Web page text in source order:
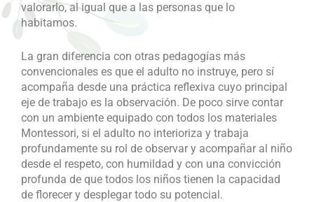
valorarlo, al igual que a las personas que lo
habitamos.
La gran diferencia con otras pedagogías más
convencionales es que el adulto no instruye, pero sí
acompaña desde una práctica reflexiva cuyo principal
eje de trabajo es la observación. De poco sirve contar
con un ambiente equipado con todos los materiales
Montessori, si el adulto no interioriza y trabaja
profundamente su rol de observar y acompañar al niño
desde el respeto, con humildad y con una convicción
profunda de que todos los niños tienen la capacidad
de florecer y desplegar todo su potencial.